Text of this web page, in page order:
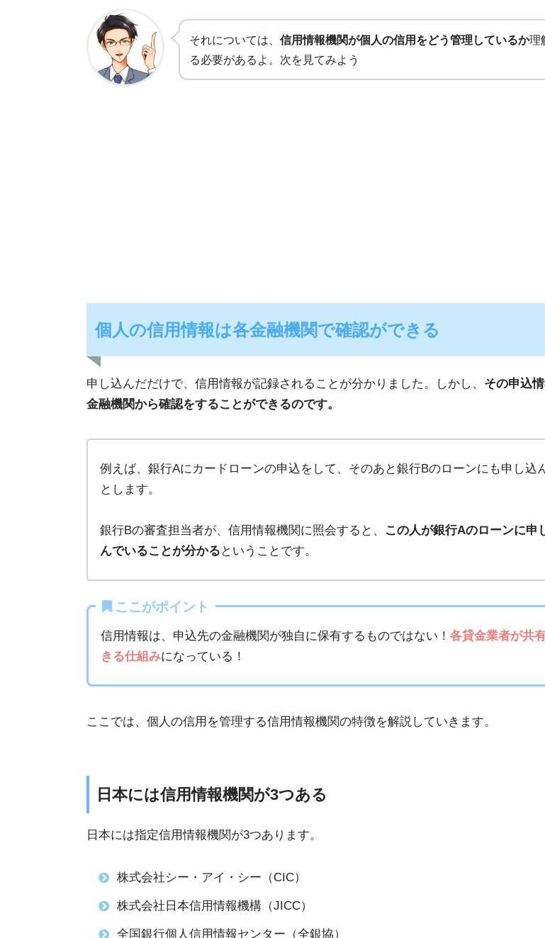
それについては、 信用情報機関が個人の信用をどう管理しているか理
る必要があるよ。次を見てみよう
個人の信用情報は各金融機関で確認ができる
申し込んだだけで、信用情報が記録されることが分かりました。しかし、 その申込
金融機関から確認をすることができるのです。
例えば、銀行Aにカードローンの申込をして、そのあと銀行Bのローンにも申し込
とします。
銀行Bの審査担当者が、信用情報機関に照会すると、 この人が銀行Aのローンに申
んでいることが分かる ということです。
ここがポイント
信用情報は、申込先の金融機関が独自に保有するものではない！各貸金業者が共
きる仕組みになっている！
ここでは、個人の信用を管理する信用情報機関の特徴を解説していきます。
日本には信用情報機関が3つある
日本には指定信用情報機関が3つあります。
株式会社シー・アイ・シー（CIC）
株式会社日本信用情報機構（JICC）
全国銀行個人信用情報センター（全銀協）